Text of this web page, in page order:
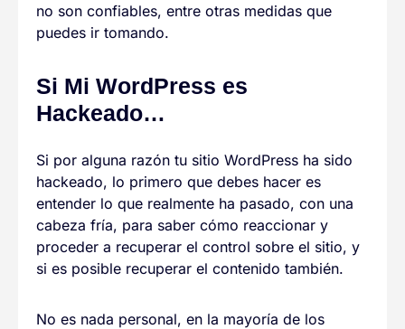
no son confiables, entre otras medidas que
puedes ir tomando.
Si Mi WordPress es
Hackeado…
Si por alguna razón tu sitio WordPress ha sido
hackeado, lo primero que debes hacer es
entender lo que realmente ha pasado, con una
cabeza fría, para saber cómo reaccionar y
proceder a recuperar el control sobre el sitio, y
si es posible recuperar el contenido también.
No es nada personal, en la mayoría de los